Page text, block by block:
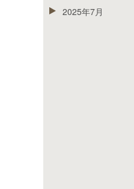
2025年7月